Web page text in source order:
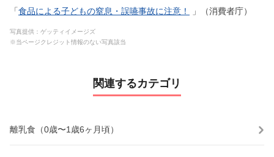
「食品による子どもの窒息・誤嚥事故に注意！ 」（消費者庁）
写真提供：ゲッティイメージズ
※当ページクレジット情報のない写真該当
関連するカテゴリ
離乳食（0歳〜1歳6ヶ月頃）